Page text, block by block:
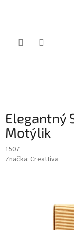
Elegantný
Motýlik
1507
Značka: Creattiva